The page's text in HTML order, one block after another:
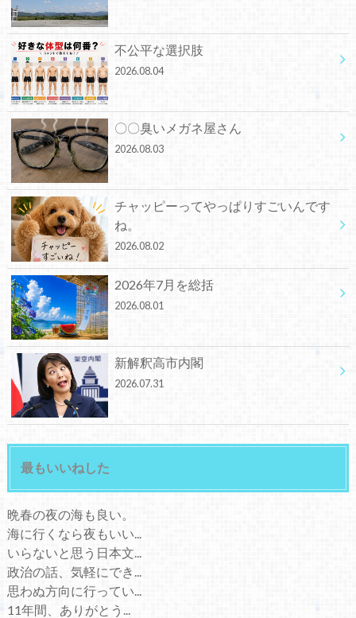
不公平な選択肢
2026.08.04
〇〇臭いメガネ屋さん
2026.08.03
チャッピーってやっぱりすごいんです
ね。
2026.08.02
2026年7月を総括
2026.08.01
新解釈高市内閣
2026.07.31
最もいいねした
晩春の夜の海も良い。
海に行くなら夜もいい...
いらないと思う日本文...
政治の話、気軽にでき...
思わぬ方向に行ってい...
11年間、ありがとう...